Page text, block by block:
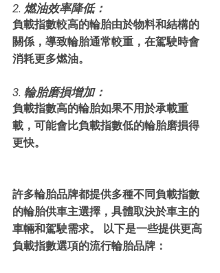
2. 燃油效率降低：
負載指數較高的輪胎由於物料和結構的
關係，導致輪胎通常較重，在駕駛時會
消耗更多燃油。
3. 輪胎磨損增加：
負載指數高的輪胎如果不用於承載重
載，可能會比負載指數低的輪胎磨損得
更快。
許多輪胎品牌都提供多種不同負載指數
的輪胎供車主選擇，具體取決於車主的
車輛和駕駛需求。 以下是一些提供更高
負載指數選項的流行輪胎品牌：